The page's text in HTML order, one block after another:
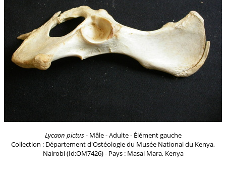
Lycaon pictus- Mâle - Adulte - Élément gauche
Collection : Département d'Ostéologie du Musée National du Kenya,
Nairobi (Id:OM7426) - Pays : Masai Mara, Kenya